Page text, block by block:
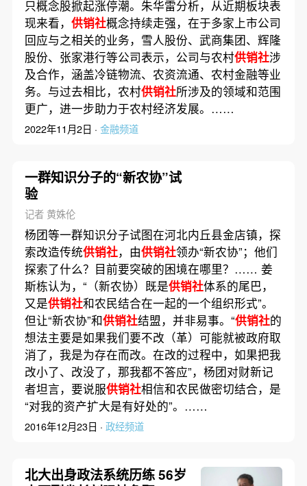
只概念股掀起涨停潮。朱华雷分析，从近期板块表
现来看， 供销社概念持续走强，在于多家上市公司
回应与之相关的业务，雪人股份、武商集团、辉隆
股份、张家港行等公司表示，公司与农村供销社涉
及合作，涵盖冷链物流、农资流通、农村金融等业
务。与过去相比，农村供销社所涉及的领域和范围
更广，进一步助力于农村经济发展。……
2022年11月2日 · 金融频道
一群知识分子的“新农协”试
验
记者 黄姝伦
杨团等一群知识分子试图在河北内丘县金店镇，探
索改造传统供销社，由供销社领办“新农协”；他们
探索了什么？目前要突破的困境在哪里？…… 姜
斯栋认为，“（新农协）既是供销社体系的尾巴，
又是供销社和农民结合在一起的一个组织形式”。
但让“新农协”和供销社结盟，并非易事。“供销社的
想法主要是如果我们要不改（革）可能就被政府取
消了，我是为存在而改。在改的过程中，如果把我
改小了、改没了，那我都不答应”，杨团对财新记
者坦言，要说服供销社相信和农民做密切结合，是
“对我的资产扩大是有好处的”。……
2016年12月23日 · 政经频道
北大出身政法系统历练 56岁